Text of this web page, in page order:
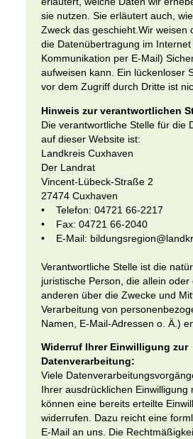
sie nutzen. Sie erläutert auch,
Zweck das geschieht.Wir weisen
die Datenübertragung im
Kommunikation per E-Mail)
aufweisen kann. Ein lückenloser
vor dem Zugriff durch Dritte ist
Hinweis zur verantwortlichen
Die verantwortliche Stelle für die
auf dieser Website ist:
Landkreis Cuxhaven
Der Landrat
Vincent-Lübeck-Straße 2
27474 Cuxhaven
• Telefon: 04721 66-2217
• Fax: 04721 66-2040
• E-Mail:
Verantwortliche Stelle ist die
juristische Person, die allein
anderen über die Zwecke und
Verarbeitung von
Namen, E-Mail-Adressen o. Ä.)
Widerruf Ihrer Einwilligung zur
Datenverarbeitung:
Viele
Ihrer ausdrücklichen Einwilligung
können eine bereits erteilte
widerrufen. Dazu reicht eine
E-Mail an uns. Die